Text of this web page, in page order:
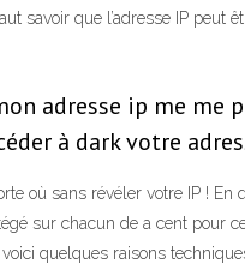
savoir que l’adresse IP
adresse ip me me
à dark votre
où sans révéler votre IP !
sur chacun de a cent pour
voici quelques raisons